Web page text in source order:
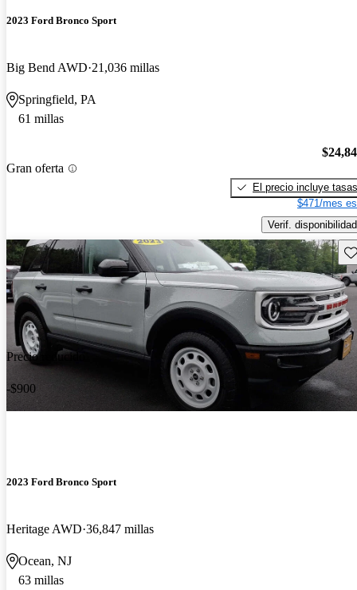
2023 Ford Bronco Sport
Big Bend AWD 21,036 millas
Springfield, PA
61 millas
Gran oferta
El precio incluye tasas
$471/mes
Verif. disponibilidad
Precio reducido
-$900
2023 Ford Bronco Sport
Heritage AWD 36,847 millas
Ocean, NJ
63 millas